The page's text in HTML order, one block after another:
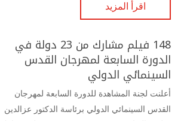
اقرأ المزيد
148 فيلم مشارك من 23 دولة في
الدورة السابعة لمهرجان القدس
السينمائي الدولي
أعلنت لجنة المشاهدة للدورة السابعة لمهرجان
القدس السينمائي الدولي برئاسة الدكتور عزالدين